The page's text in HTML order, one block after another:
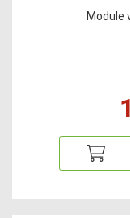
Module